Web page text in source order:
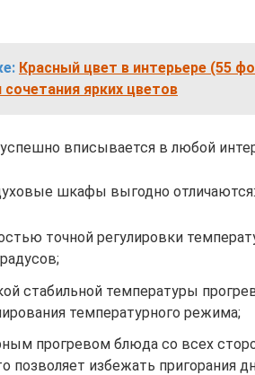
Красный цвет в интерьере (55
ярких цветов
вписывается в любой
шкафы выгодно отличаются:
точной регулировки
стабильной температуры
температурного режима;
прогревом блюда со всех
позволяет избежать пригорания